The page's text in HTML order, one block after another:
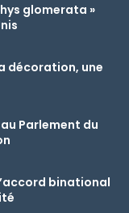
glomerata »
décoration, une
Parlement du
binational